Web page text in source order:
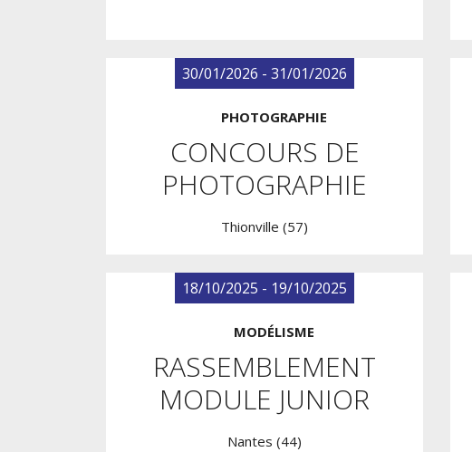
30/01/2026 - 31/01/2026
PHOTOGRAPHIE
CONCOURS DE
PHOTOGRAPHIE
Thionville (57)
18/10/2025 - 19/10/2025
MODÉLISME
RASSEMBLEMENT
MODULE JUNIOR
Nantes (44)